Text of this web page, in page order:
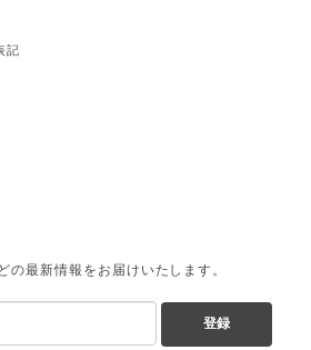
記
の最新情報をお届けいたします。
登録